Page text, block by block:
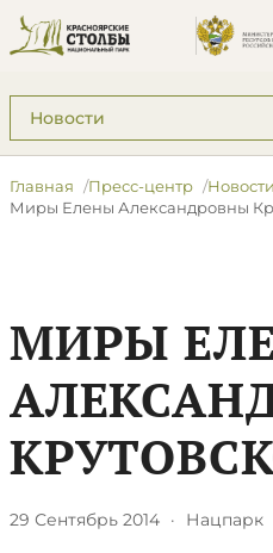
Подразделы: Пресс-центр
Главная Пресс-центр
Новости
Миры Елены Александровны
МИРЫ
29 Сентябрь 2014 · Нацпарк